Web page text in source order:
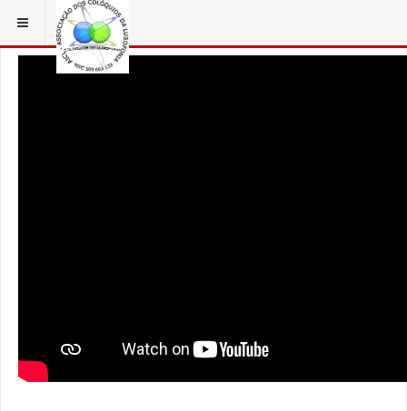
ESTÁ EM... 3 COLÓQUIOS